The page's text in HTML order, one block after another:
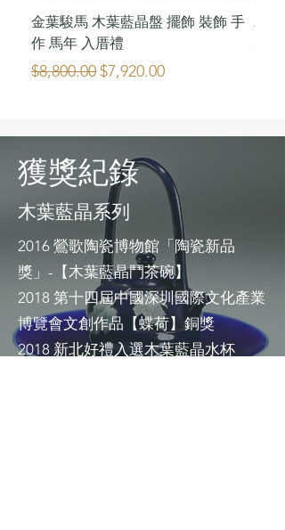
金葉駿馬 木葉藍晶盤 擺飾 裝飾 手
作 馬年 入厝禮
一般價格
$8,800.00 促銷價格
$7,920.00
獲獎紀錄
木葉藍晶系列
2016 鶯歌陶瓷博物館「陶瓷新品
獎」-【木葉藍晶鬥茶碗】
2018 第十四屆中國深圳國際文化產業
博覽會文創作品【蝶荷】銅獎
2018 新北好禮入選木葉藍晶水杯